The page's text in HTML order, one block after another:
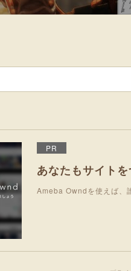
PR
あなたもサイト
Ameba Owndを使えば、